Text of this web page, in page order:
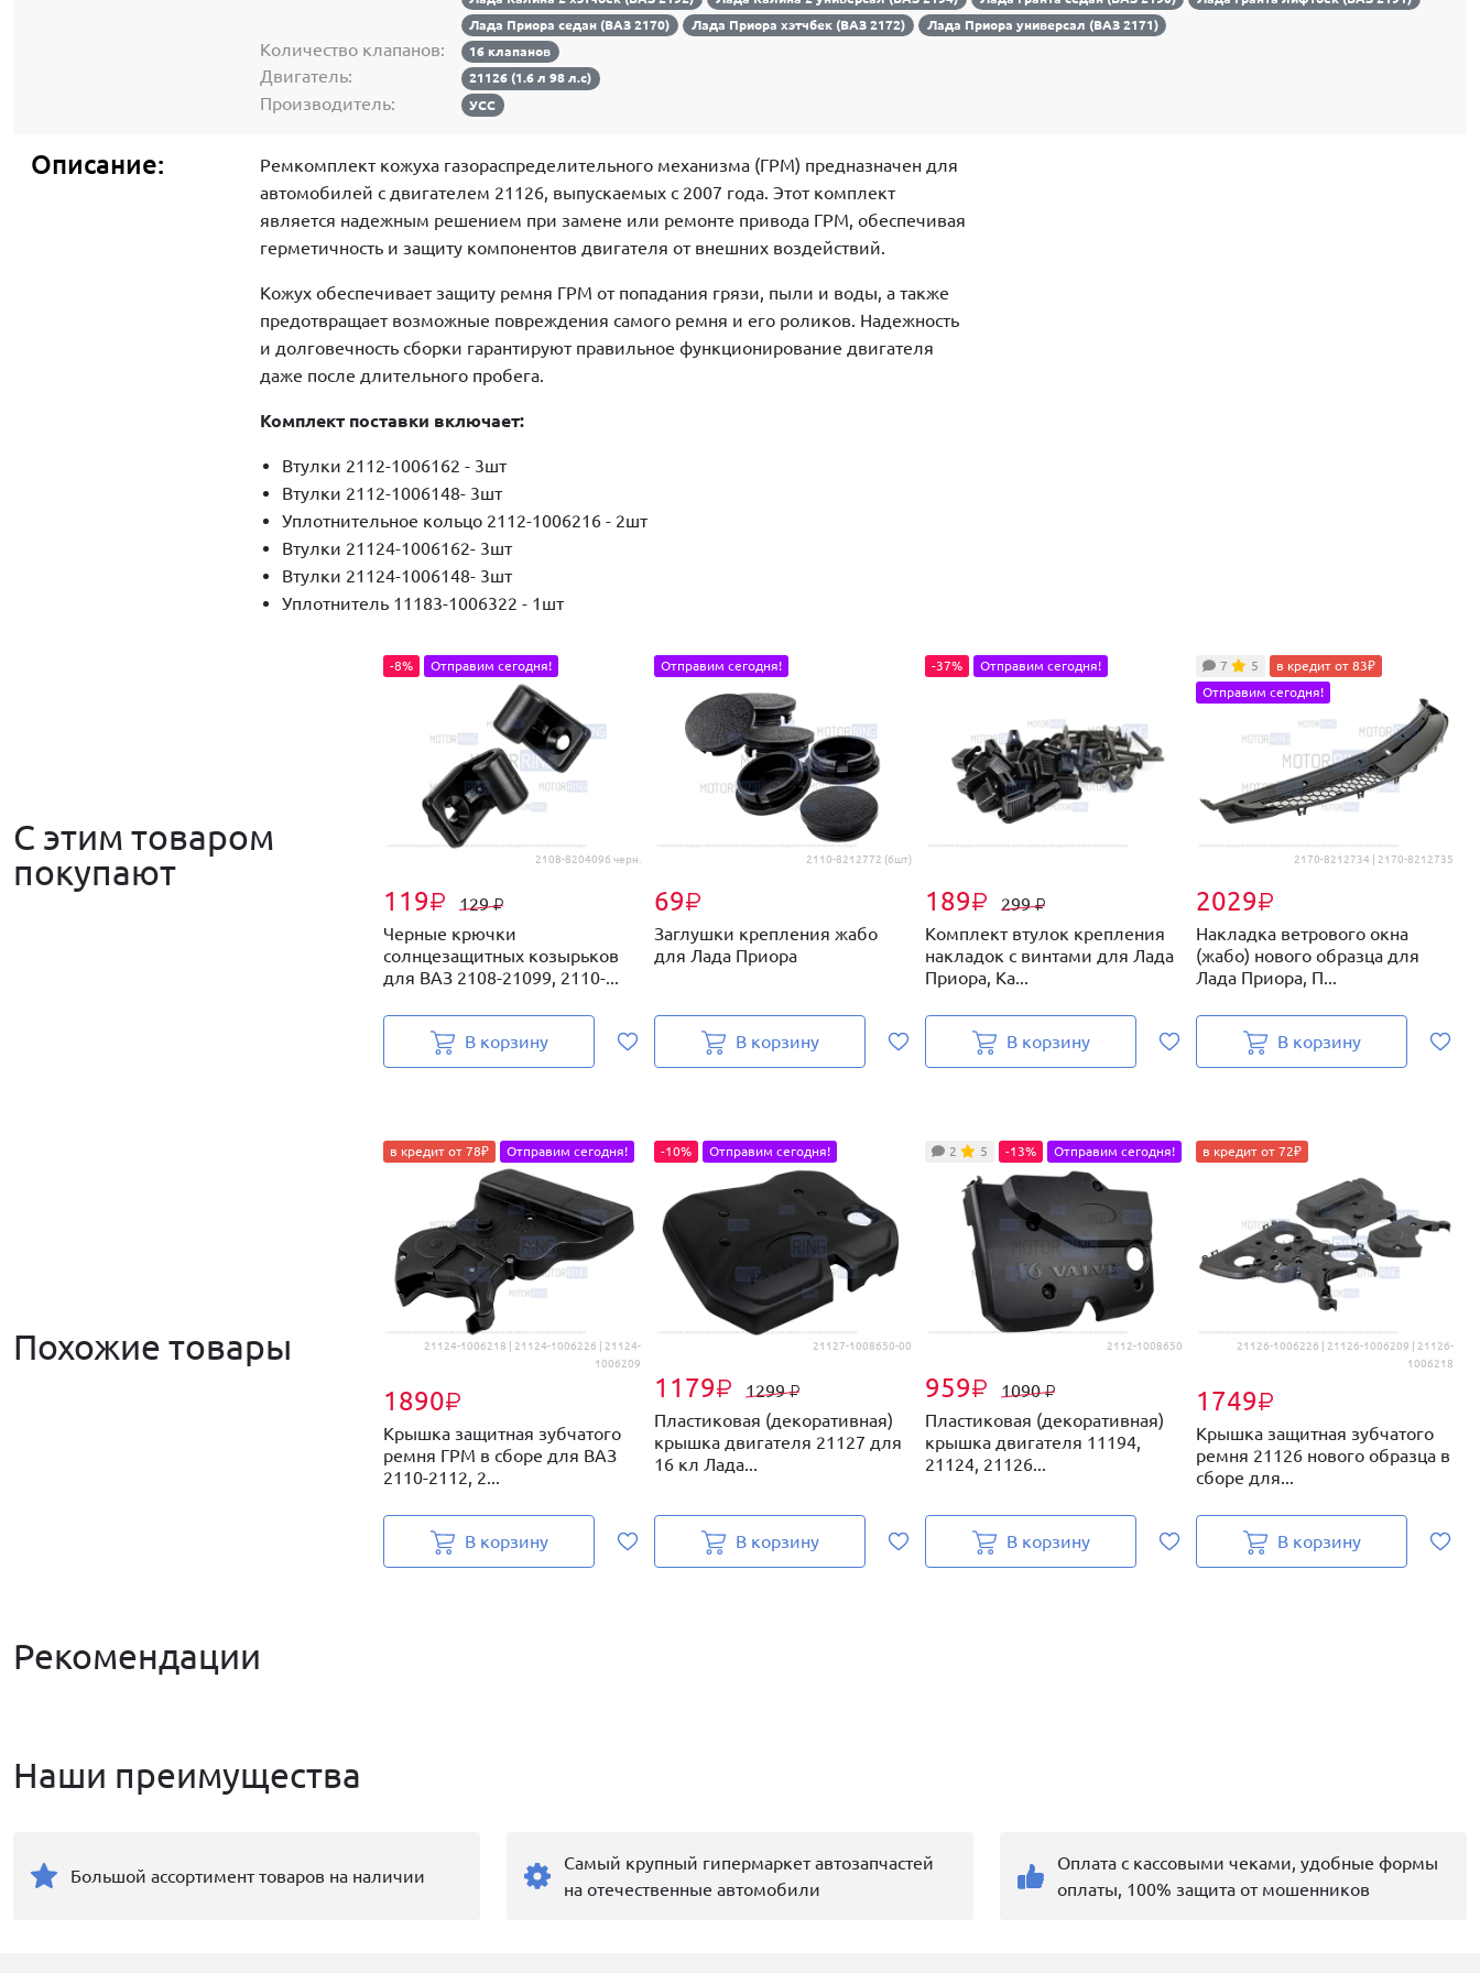
Лада Приора седан (ВАЗ 2170)
Лада Приора хэтчбек (ВАЗ 2172) Лада Приора универсал (ВАЗ 2171)
Количество клапанов: 16 клапанов
Двигатель: 21126 (1.6 л 98 л.с)
Производитель: УСС
Описание:
Ремкомплект кожуха газораспределительного механизма (ГРМ) предназначен для
автомобилей с двигателем 21126, выпускаемых с 2007 года. Этот комплект
является надежным решением при замене или ремонте привода ГРМ, обеспечивая
герметичность и защиту компонентов двигателя от внешних воздействий.
Кожух обеспечивает защиту ремня ГРМ от попадания грязи, пыли и воды, а также
предотвращает возможные повреждения самого ремня и его роликов. Надежность
и долговечность сборки гарантируют правильное функционирование двигателя
даже после длительного пробега.
Комплект поставки включает:
Втулки 2112-1006162 - 3шт
Втулки 2112-1006148- 3шт
Уплотнительное кольцо 2112-1006216 - 2шт
Втулки 21124-1006162- 3шт
Втулки 21124-1006148- 3шт
Уплотнитель 11183-1006322 - 1шт
С этим товаром
покупают
2108-8204096 черн.
119₽ 129₽
-8% Отправим сегодня!
Черные крючки
солнцезащитных козырьков
для ВАЗ 2108-21099, 2110-...
В корзину
2110-8212772 (6шт)
69₽
Отправим сегодня!
Заглушки крепления жабо
для Лада Приора
В корзину
189₽ 299₽
-37% Отправим сегодня!
Комплект втулок крепления
накладок с винтами для Лада
Приора, Ка...
В корзину
2170-8212734 | 2170-8212735
2029₽
7 5
в кредит от 83₽
Отправим сегодня!
Накладка ветрового окна
(жабо) нового образца для
Лада Приора, П...
В корзину
Похожие товары
21124-1006218 | 21124-1006226 | 21124-
1006209
1890₽
в кредит от 78₽ Отправим сегодня!
Крышка защитная зубчатого
ремня ГРМ в сборе для ВАЗ
2110-2112, 2...
В корзину
21127-1008650-00
1179₽ 1299₽
-10% Отправим сегодня!
Пластиковая (декоративная)
крышка двигателя 21127 для
16 кл Лада...
В корзину
2112-1008650
959₽ 1090₽
2 5 -13% Отправим сегодня!
Пластиковая (декоративная)
крышка двигателя 11194,
21124, 21126...
В корзину
21126-1006226 | 21126-1006209 | 21126-
1006218
1749₽
в кредит от 72₽
Крышка защитная зубчатого
ремня 21126 нового образца в
сборе для...
В корзину
Рекомендации
Наши преимущества
Большой ассортимент товаров на наличии
Самый крупный гипермаркет автозапчастей
на отечественные автомобили
Оплата с кассовыми чеками, удобные формы
оплаты, 100% защита от мошенников